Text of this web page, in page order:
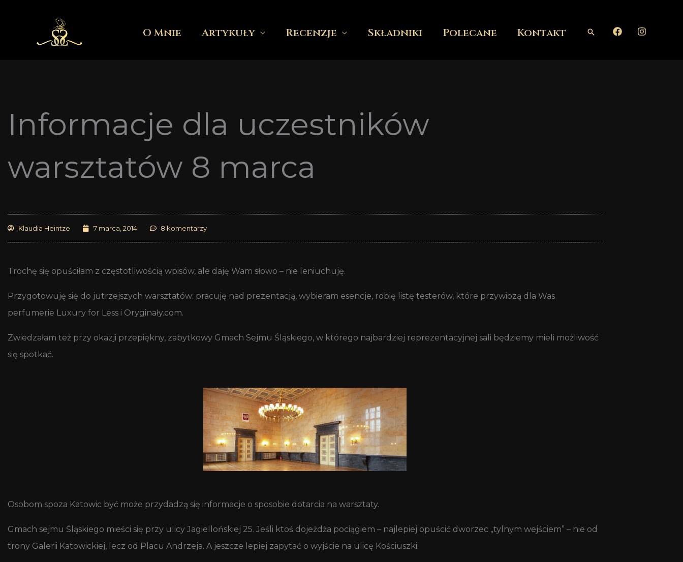
O Mnie Artykuły Recenzje Składniki Polecane Kontakt Szukaj
Informacje dla uczestników
warsztatów 8 marca
Klaudia Heintze 7 marca, 2014 8 komentarzy
Trochę się opuściłam z częstotliwością wpisów, ale daję Wam słowo – nie leniuchuję.
Przygotowuję się do jutrzejszych warsztatów: pracuję nad prezentacją, wybieram esencje, robię listę testerów, które przywiozą dla Was
perfumerie Luxury for Less i Oryginały.com.
Zwiedzałam też przy okazji przepiękny, zabytkowy Gmach Sejmu Śląskiego, w którego najbardziej reprezentacyjnej sali będziemy mieli możliwość
się spotkać.
Osobom spoza Katowic być może przydadzą się informacje o sposobie dotarcia na warsztaty.
Gmach sejmu Śląskiego mieści się przy ulicy Jagiellońskiej 25. Jeśli ktoś dojeżdża pociągiem – najlepiej opuścić dworzec „tylnym wejściem” – nie od
trony Galerii Katowickiej, lecz od Placu Andrzeja. A jeszcze lepiej zapytać o wyjście na ulicę Kościuszki.